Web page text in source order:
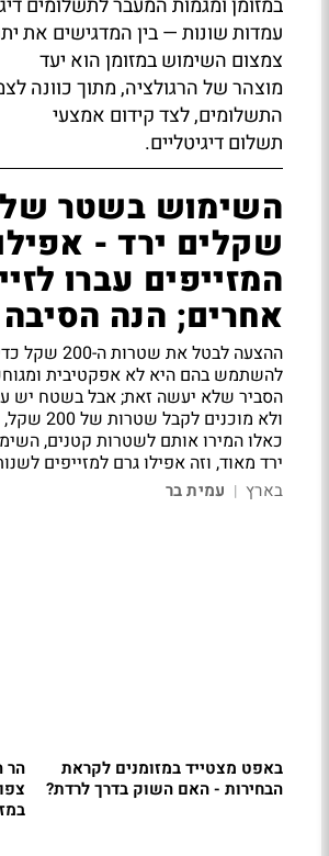
במזומן ומגמות המעבר לתשלומים
עמדות שונות — בין המדגישים את
צמצום השימוש במזומן הוא יעד
מוצהר של הרגולציה, מתוך כוונה
התשלומים, לצד קידום אמצעי
תשלום דיגיטליים.
שקלים ירד -
המזייפים עברו
אחרים; הנה הסיבה
ההצעה לבטל
להשתמש בהם היא לא אפקטיבית
הסביר שלא יעשה זאת; אבל בשטח יש
ולא מוכנים
כאלו המירו אותם לשטרות קטנים,
ירד מאוד, וזה אפילו גרם למזייפים
בארץ | עמית בר
באפט מצטייד במזומנים לקראת
הבחירות - האם השוק בדרך לרדת?
הר